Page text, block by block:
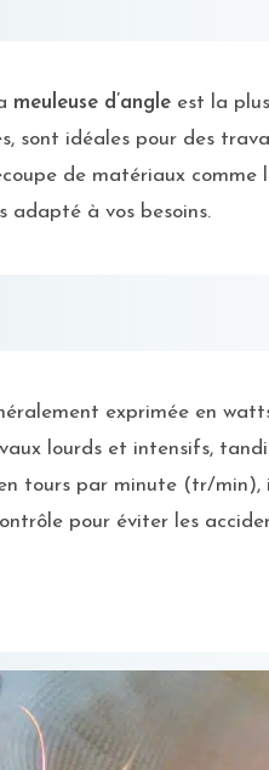
meuleuse d’angle est la
sont idéales pour des
de matériaux comme
adapté à vos besoins.
exprimée en
lourds et intensifs,
tours par minute (tr/min),
pour éviter les